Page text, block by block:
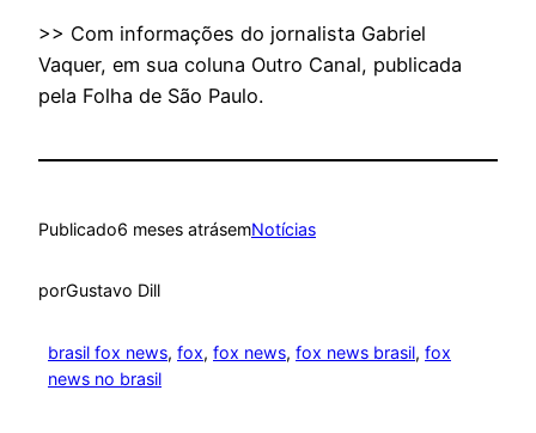
>> Com informações do jornalista Gabriel
Vaquer, em sua coluna Outro Canal, publicada
pela Folha de São Paulo.
Publicado6 meses atrásemNotícias
porGustavo Dill
brasil fox news, fox, fox news, fox news brasil, fox
news no brasil